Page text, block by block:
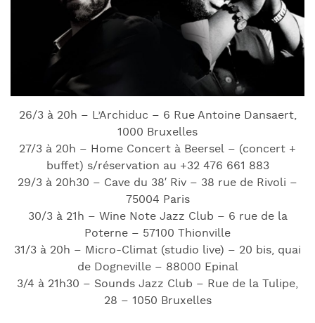
26/3 à 20h – L’Archiduc – 6 Rue Antoine Dansaert,
1000 Bruxelles
27/3 à 20h – Home Concert à Beersel – (concert +
buffet) s/réservation au +32 476 661 883
29/3 à 20h30 – Cave du 38′ Riv – 38 rue de Rivoli –
75004 Paris
30/3 à 21h – Wine Note Jazz Club – 6 rue de la
Poterne – 57100 Thionville
31/3 à 20h – Micro-Climat (studio live) – 20 bis, quai
de Dogneville – 88000 Epinal
3/4 à 21h30 – Sounds Jazz Club – Rue de la Tulipe,
28 – 1050 Bruxelles